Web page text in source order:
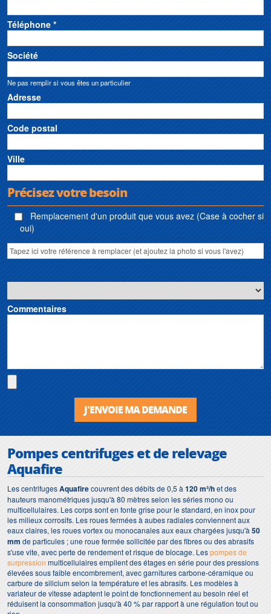
Téléphone *
Société
Ne pas remplir si vous êtes un particulier
Adresse
Code postal
Ville
Précisez votre besoin
Remplacement d'un produit que vous avez (Case à cocher si
oui)
Commentaires
J'ENVOIE MA DEMANDE
Pompes centrifuges et de relevage
Aquafire
Les centrifugesAquafirecouvrent des débits de 0,5 à 120 m³/het des
hauteurs manométriques jusqu'à 80 mètres selon les séries mono ou
multicellulaires. Les corps sont en fonte grise pour le standard, en inox pour
les milieux corrosifs. Les roues fermées à aubes radiales conviennent aux
eaux claires, les roues vortex ou monocanales aux eaux chargées jusqu'à 50
mm de particules ; une roue fermée sollicitée par des fibres ou des abrasifs
s'use vite, avec perte de rendement et risque de blocage. Lespompes de
surpression multicellulaires empilent des étages en série pour des pressions
élevées sous faible encombrement, avec garnitures carbone-céramique ou
carbure de silicium selon la température et les abrasifs. Les modèles à
variateur de vitesse adaptent le point de fonctionnement au besoin réel et
réduisent la consommation jusqu'à 40 % par rapport à une régulation tout ou